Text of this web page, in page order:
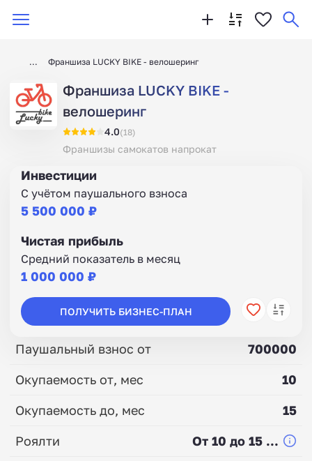
Франшиза LUCKY BIKE - велошеринг
Франшиза LUCKY BIKE -
велошеринг
4.0(18)
Франшизы самокатов напрокат
Инвестиции
С учётом паушального взноса
5 500 000 ₽
Чистая прибыль
Средний показатель в месяц
1 000 000 ₽
ПОЛУЧИТЬ БИЗНЕС-ПЛАН
Паушальный взнос от
700000
Окупаемость от, мес
10
Окупаемость до, мес
15
Роялти
От 10 до 15 ...